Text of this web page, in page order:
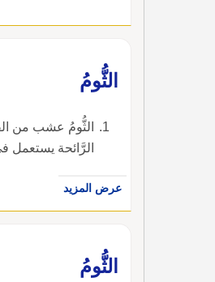
الثُّومُ
الثُّومُ عشب من
الرَّائحة يستعمل
عرض المزيد
الثُّومُ